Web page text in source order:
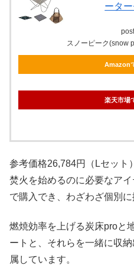
ータ
スノーピーク(snow
Amazon
楽天市場
参考価格26,784円（Lセット
焚火を始めるのに必要なア
で購入でき、わざわざ個別に
燃焼効率を上げる炭床proと
ートと、それらを一緒に収
属しています。